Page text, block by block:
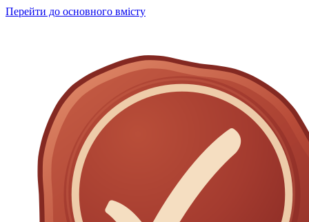
Перейти до основного вмісту